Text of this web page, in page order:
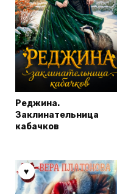
Реджина.
Заклинательница
кабачков